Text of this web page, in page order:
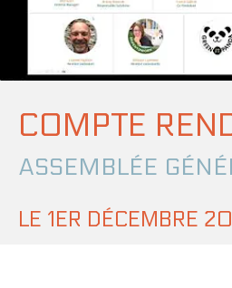
COMPTE
ASSEMBLÉE
LE 1ER DÉCEMBRE